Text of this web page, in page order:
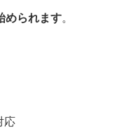
められます。
応